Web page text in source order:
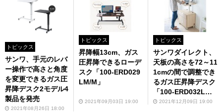
トピックス
サンワ、手元のレバ
ー操作で高さと角度
を変更できるガス圧
昇降デスク2モデル4
製品を発売
2021年08月26日 18:00
トピックス
昇降幅13cm、ガス
圧昇降できるローデ
スク「100-ERD029
LM/M」
2021年09月03日 19:00
トピックス
サンワダイレクト、
天板の高さを72～11
1cmの間で調整でき
るガス圧昇降デスク
「100-ERD032L
M」を発売
2021年12月09日 19:00